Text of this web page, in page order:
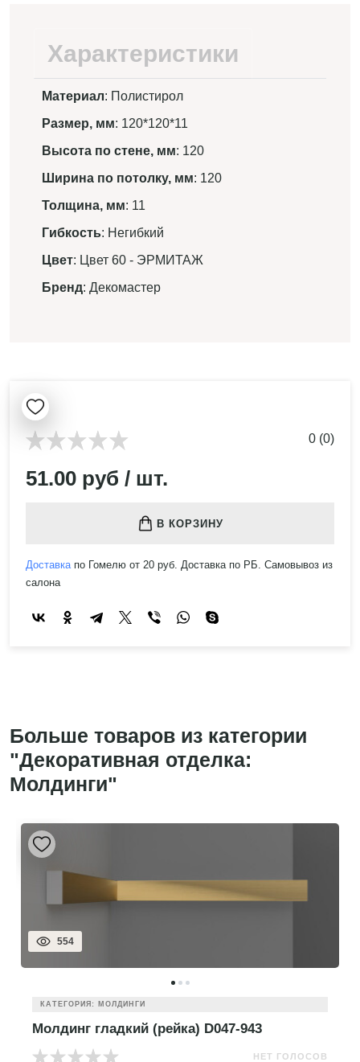
Характеристики
Материал: Полистирол
Размер, мм: 120*120*11
Высота по стене, мм: 120
Ширина по потолку, мм: 120
Толщина, мм: 11
Гибкость: Негибкий
Цвет: Цвет 60 - ЭРМИТАЖ
Бренд: Декомастер
0 (0)
51.00 руб / шт.
В КОРЗИНУ
Доставкапо Гомелю от 20 руб. Доставка по РБ. Самовывоз из
салона
Больше товаров из категории
"Декоративная отделка:
Молдинги"
554
КАТЕГОРИЯ: МОЛДИНГИ
Молдинг гладкий (рейка) D047-943
НЕТ ГОЛОСОВ